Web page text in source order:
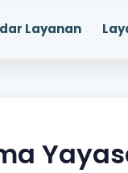
Layanan